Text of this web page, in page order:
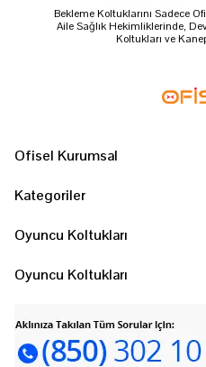
Bekleme Koltuklarını Sadece
Aile Sağlık Hekimliklerinde,
Koltukları ve
Ofisel Kurumsal
Kategoriler
Oyuncu Koltukları
Oyuncu Koltukları